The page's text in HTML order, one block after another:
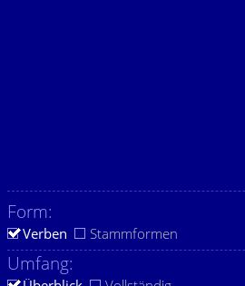
Form:
Verben Stammformen
Umfang: